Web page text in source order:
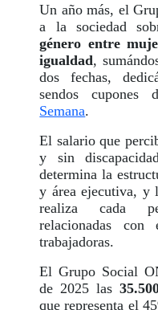
Un año más, el
a la sociedad
género entre
igualdad,
dos fechas,
sendos cupones
Semana.
El salario que
y sin
determina la
y área ejecutiva, y
realiza cada
relacionadas
trabajadoras.
El Grupo Social
de 2025 las
que representa el